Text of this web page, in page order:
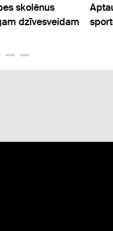
skolēnus
dzīvesveidam